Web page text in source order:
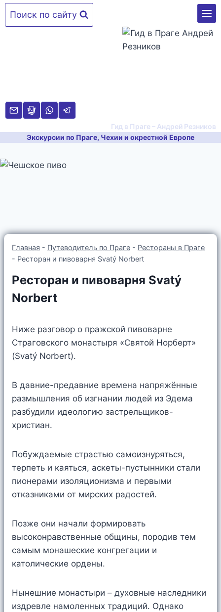
Перейти
Поиск по сайту
Гид в Праге – Андрей Резников
Экскурсии по Праге, Чехии и окрестной Европе
Главная - Путеводитель по Праге - Рестораны в Праге
- Ресторан и пивоварня Svatý Norbert
Ресторан и пивоварня Svatý
Norbert
Ниже разговор о пражской пивоварне
Страговского монастыря «Святой Норберт»
(Svatý Norbert).
В давние-предавние времена напряжённые
размышления об изгнании людей из Эдема
разбудили идеологию застрельщиков-
христиан.
Побуждаемые страстью самоизнуряться,
терпеть и каяться, аскеты-пустынники стали
пионерами изоляционизма и первыми
отказниками от мирских радостей.
Позже они начали формировать
высоконравственные общины, породив тем
самым монашеские конгрегации и
католические ордены.
Нынешние монастыри – духовные наследники
издревле намоленных традиций. Однако